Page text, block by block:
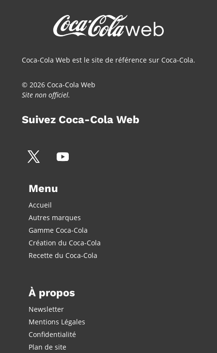
Coca-Cola Web est le site de référence sur Coca-Cola.
© 2026 Coca-Cola Web
Site non officiel.
Suivez Coca-Cola Web
Menu
Accueil
Autres marques
Gamme Coca-Cola
Création du Coca-Cola
Recette du Coca-Cola
À propos
Newsletter
Mentions Légales
Confidentialité
Plan de site